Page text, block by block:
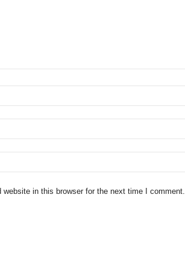
in this browser for the next time I comment.